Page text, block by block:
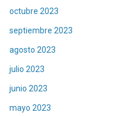
octubre 2023
septiembre 2023
agosto 2023
julio 2023
junio 2023
mayo 2023